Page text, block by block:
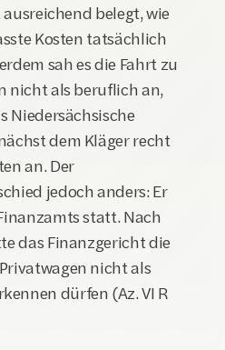
belegt, wie
Kosten tatsächlich
sah es die Fahrt zu
nicht als beruflich an,
Niedersächsische
dem Kläger recht
an. Der
jedoch anders: Er
statt. Nach
das Finanzgericht die
nicht als
dürfen (Az. VI R